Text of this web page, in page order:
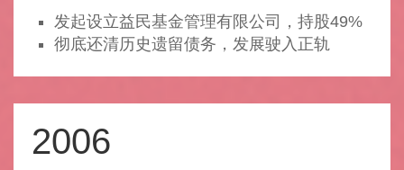
发起设立益民基金管理有限公司，持股49%
彻底还清历史遗留债务，发展驶入正轨
2006